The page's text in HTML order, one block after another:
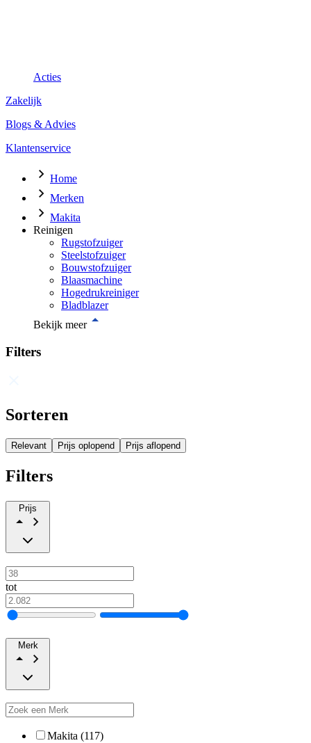
Acties
Zakelijk
Blogs & Advies
Klantenservice
Home
Merken
Makita
Reinigen
Rugstofzuiger
Steelstofzuiger
Bouwstofzuiger
Blaasmachine
Hogedrukreiniger
Bladblazer
Bekijk meer
Filters
Sorteren
Relevant Prijs oplopend Prijs aflopend
Filters
Prijs
tot
Merk
Makita (117)